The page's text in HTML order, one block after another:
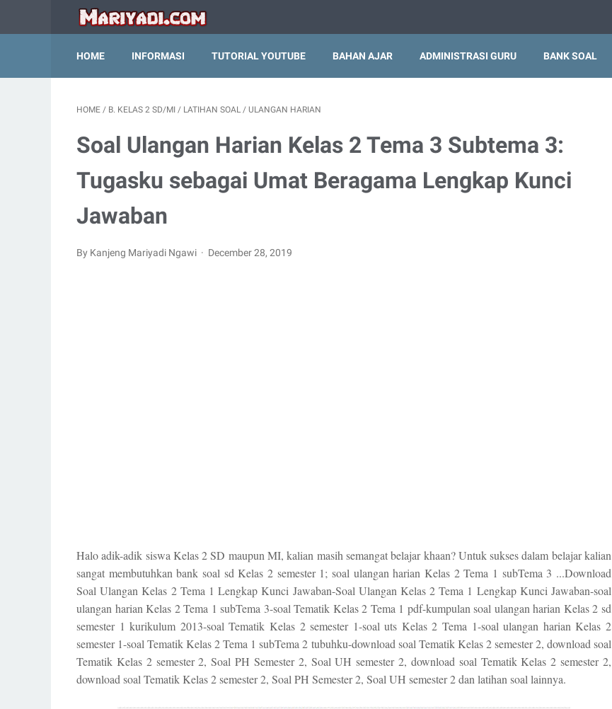
HOME INFORMASI TUTORIAL YOUTUBE BAHAN AJAR ADMINISTRASI GURU BANK SOAL
HOME / B. KELAS 2 SD/MI / LATIHAN SOAL / ULANGAN HARIAN
Soal Ulangan Harian Kelas 2 Tema 3 Subtema 3:
Tugasku sebagai Umat Beragama Lengkap Kunci
Jawaban
By Kanjeng Mariyadi Ngawi December 28, 2019
Halo adik-adik siswa Kelas 2 SD maupun MI, kalian masih semangat belajar khaan? Untuk sukses dalam belajar kalian
sangat membutuhkan bank soal sd Kelas 2 semester 1; soal ulangan harian Kelas 2 Tema 1 subTema 3 ...Download
Soal Ulangan Kelas 2 Tema 1 Lengkap Kunci Jawaban-Soal Ulangan Kelas 2 Tema 1 Lengkap Kunci Jawaban-soal
ulangan harian Kelas 2 Tema 1 subTema 3-soal Tematik Kelas 2 Tema 1 pdf-kumpulan soal ulangan harian Kelas 2 sd
semester 1 kurikulum 2013-soal Tematik Kelas 2 semester 1-soal uts Kelas 2 Tema 1-soal ulangan harian Kelas 2
semester 1-soal Tematik Kelas 2 Tema 1 subTema 2 tubuhku-download soal Tematik Kelas 2 semester 2, download soal
Tematik Kelas 2 semester 2, Soal PH Semester 2, Soal UH semester 2, download soal Tematik Kelas 2 semester 2,
download soal Tematik Kelas 2 semester 2, Soal PH Semester 2, Soal UH semester 2 dan latihan soal lainnya.